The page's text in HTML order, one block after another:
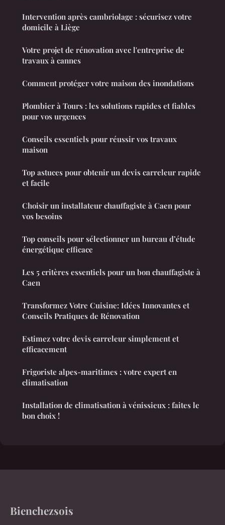
Intervention après cambriolage : sécurisez votre
domicile à Liège
Votre projet de rénovation avec l'entreprise de
travaux à cannes
Comment protéger votre maison des inondations
Plombier à Tours : les solutions rapides et fiables
pour vos urgences
Conseils essentiels pour réussir vos travaux
maison
Top astuces pour obtenir un devis carreleur rapide
et facile
Choisir un installateur chauffagiste à Caen pour
vos besoins
Top conseils pour sélectionner un bureau d’étude
énergétique efficace
Les 5 critères essentiels pour un bon chauffagiste à
Caen
Transformez Votre Cuisine: Idées Innovantes et
Conseils Pratiques de Rénovation
Estimez votre devis carreleur simplement et
efficacement
Frigoriste alpes-maritimes : votre expert en
climatisation
Installation de climatisation à vénissieux : faites le
bon choix !
Bienchezsois